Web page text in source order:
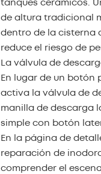
tanques cerámicos.
de altura tradicional
dentro de la cisterna
reduce el riesgo de
La válvula de
En lugar de un botón
activa la válvula de
manilla de descarga
simple con botón
En la página de
reparación de
comprender el